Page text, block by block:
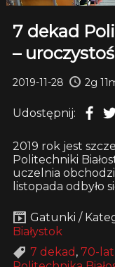
7 dekad
–
2019-11-28 2g
Udostępnij:
2019 rok jest
Politechniki
uczelnia
listopada odbyło
Gatunki /
Białystok
7 dekad , 70-lat